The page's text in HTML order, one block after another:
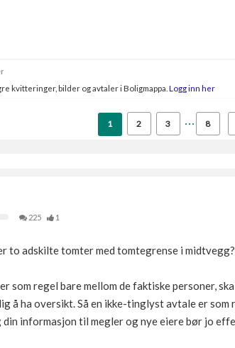
kvitteringer, bilder og avtaler i Boligmappa. Logg inn her
1 2 3 8
225 1
to adskilte tomter med tomtegrense i midtvegg?
som regel bare mellom de faktiske personer,
å ha oversikt. Så en ikke-tinglyst avtale er som
informasjon til megler og nye eiere bør jo